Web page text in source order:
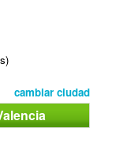
cambiar ciudad